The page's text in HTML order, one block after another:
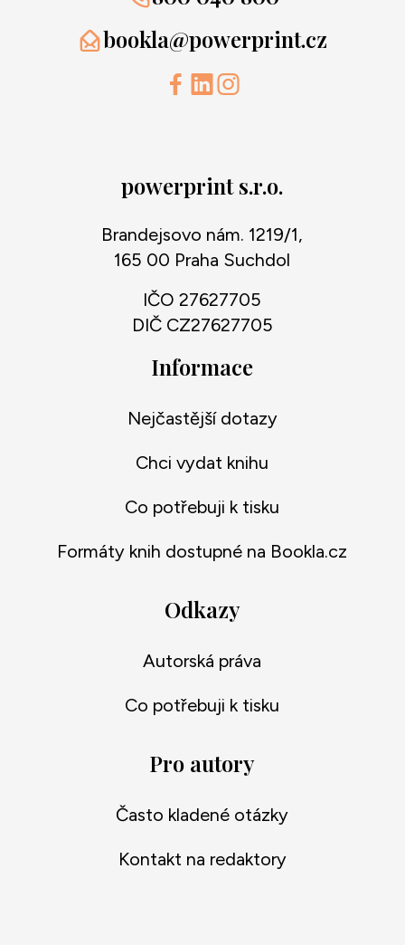
bookla@powerprint.cz
powerprint s.r.o.
Brandejsovo nám. 1219/1,
165 00 Praha Suchdol
IČO 27627705
DIČ CZ27627705
Informace
Nejčastější dotazy
Chci vydat knihu
Co potřebuji k tisku
Formáty knih dostupné na Bookla.cz
Odkazy
Autorská práva
Co potřebuji k tisku
Pro autory
Často kladené otázky
Kontakt na redaktory